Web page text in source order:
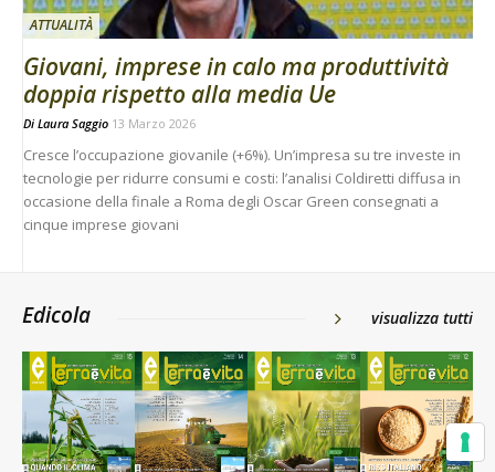
ATTUALITÀ
Giovani, imprese in calo ma produttività
doppia rispetto alla media Ue
Di Laura Saggio 13 Marzo 2026
Cresce l’occupazione giovanile (+6%). Un’impresa su tre investe in
tecnologie per ridurre consumi e costi: l’analisi Coldiretti diffusa in
occasione della finale a Roma degli Oscar Green consegnati a
cinque imprese giovani
Edicola visualizza tutti